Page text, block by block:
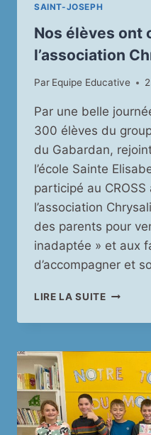
SAINT-JOSEPH
Nos élèves ont
l’association
Par Equipe Educative
Par une belle
300 élèves du
du Gabardan,
l’école Sainte
participé au
l’association
des parents pour
inadaptée » et aux
d’accompagner et
LIRE LA SUITENOS
ONT
AU
PROFIT
DE